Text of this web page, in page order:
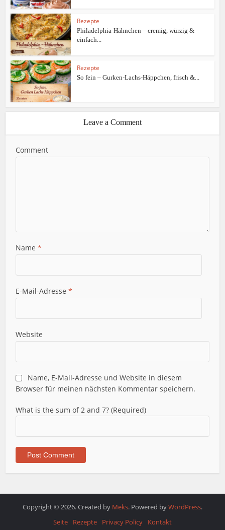
Rezepte
Philadelphia-Hähnchen – cremig, würzig &
einfach...
Rezepte
So fein – Gurken-Lachs-Häppchen, frisch &...
Leave a Comment
Comment
Name*
E-Mail-Adresse*
Website
Name, E-Mail-Adresse und Website in diesem
Browser für meinen nächsten Kommentar speichern.
What is the sum of 2 and 7? (Required)
Copyright © 2026. Created by Meks. Powered byWordPress.
Seite
Rezepte Privacy Policy Kontakt